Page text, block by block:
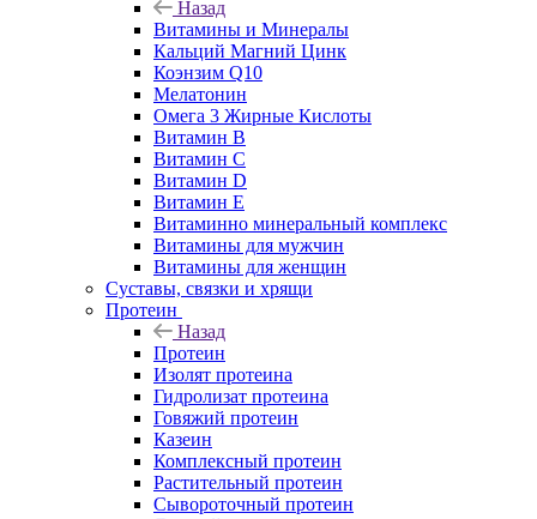
Назад
Витамины и Минералы
Кальций Магний Цинк
Коэнзим Q10
Мелатонин
Омега 3 Жирные Кислоты
Витамин B
Витамин C
Витамин D
Витамин E
Витаминно минеральный комплекс
Витамины для мужчин
Витамины для женщин
Суставы, связки и хрящи
Протеин
Назад
Протеин
Изолят протеина
Гидролизат протеина
Говяжий протеин
Казеин
Комплексный протеин
Растительный протеин
Сывороточный протеин